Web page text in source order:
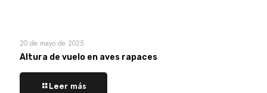
20 de mayo de 2025
Altura de vuelo en aves rapaces
Leer más